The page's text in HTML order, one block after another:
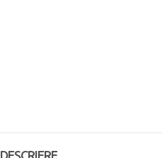
DESCRIERE